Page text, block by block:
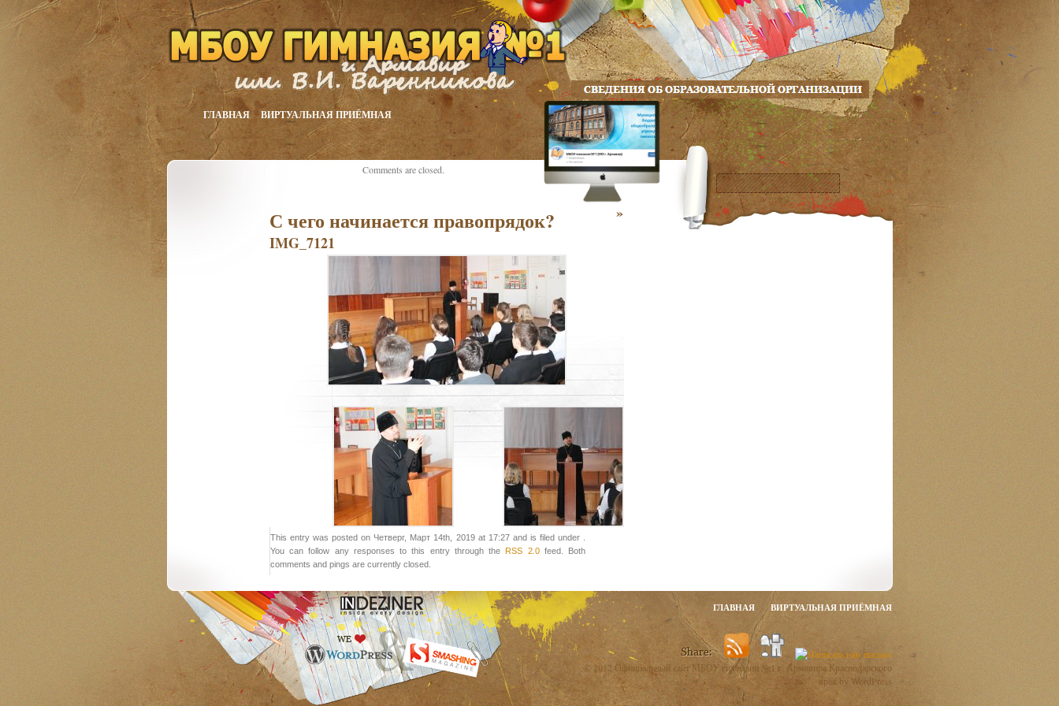
ГЛАВНАЯ ВИРТУАЛЬНАЯ ПРИЁМНАЯ
С чего начинается правопрядок?
»
IMG_7121
This entry was posted on Четверг, Март 14th, 2019 at 17:27 and is filed under .
You can follow any responses to this entry through the RSS 2.0feed. Both
comments and pings are currently closed.
Comments are closed.
ГЛАВНАЯ ВИРТУАЛЬНАЯ ПРИЁМНАЯ
© 2012 Официальный сайт МБОУ гимназии №1 г. Армавира Краснодарского
края by WordPress